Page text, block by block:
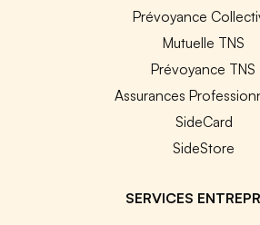
Prévoyance
Mutuelle TNS
Prévoyance TNS
Assurances
SideCard
SideStore
SERVICES